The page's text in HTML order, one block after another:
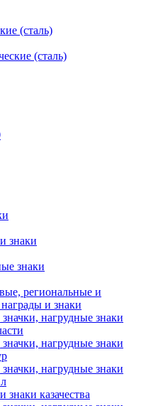
(сталь)
(сталь)
знаки
знаки
региональные и
и знаки
значки, нагрудные знаки
значки, нагрудные знаки
значки, нагрудные знаки
знаки казачества